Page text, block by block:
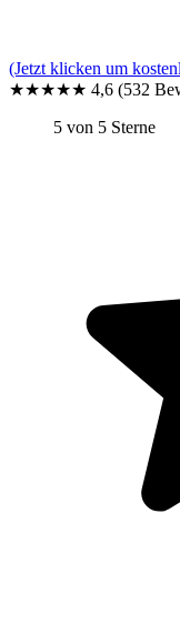
(Jetzt klicken um
★★★★★ 4,6 (532
5 von 5 Sterne